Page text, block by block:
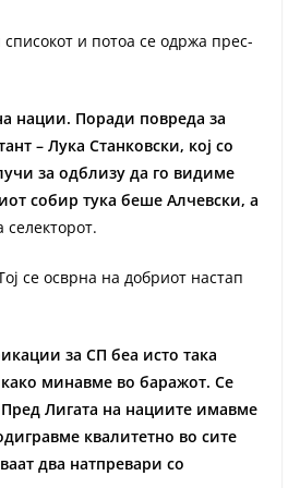
и потоа се одржа прес-
нации. Поради повреда за
– Лука Станковски, кој со
за одблизу да го видиме
собир тука беше Алчевски, а
селекторот.
се осврна на добриот настап
за СП беа исто така
минавме во баражот. Се
Лигата на нациите имавме
квалитетно во сите
два натпревари со